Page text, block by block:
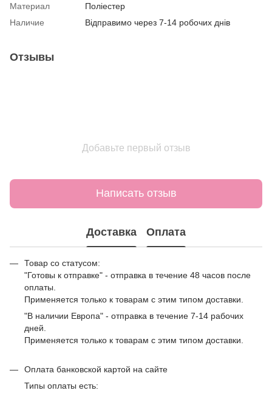
Материал
Поліестер
Наличие
Відправимо через 7-14 робочих днів
Отзывы
Добавьте первый отзыв
Написать отзыв
Доставка Оплата
Товар со статусом:
"Готовы к отправке" - отправка в течение 48 часов после
оплаты.
Применяется только к товарам с этим типом доставки.
"В наличии Европа" - отправка в течение 7-14 рабочих
дней.
Применяется только к товарам с этим типом доставки.
Оплата банковской картой на сайте
Типы оплаты есть: